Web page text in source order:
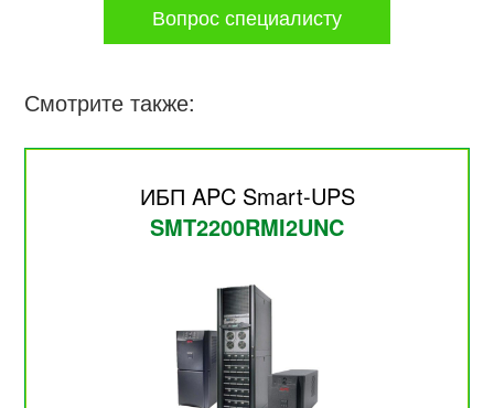
Вопрос специалисту
Смотрите также:
ИБП APC Smart-UPS
SMT2200RMI2UNC